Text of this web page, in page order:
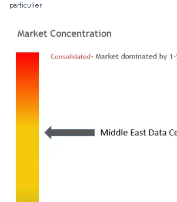
particulier